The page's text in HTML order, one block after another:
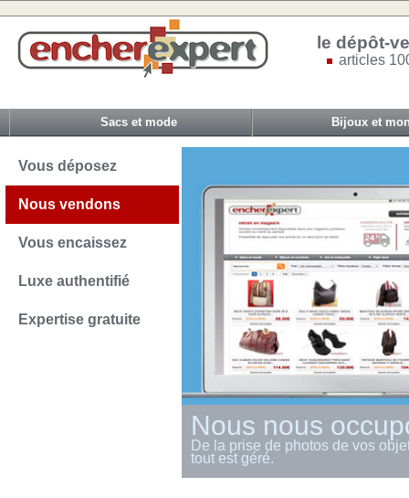
le dépôt-
articles
Sacs et mode Bijoux et
Vous déposez
Nous vendons
Vous encaissez
Luxe authentifié
Expertise gratuite
Nous nous
De la prise de photos de vos
tout est géré.